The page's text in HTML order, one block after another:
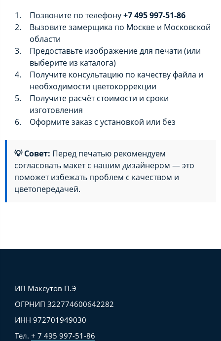
Позвоните по телефону+7 495 997-51-86
Вызовите замерщика по Москве и Московской
области
Предоставьте изображение для печати (или
выберите из каталога)
Получите консультацию по качеству файла и
необходимости цветокоррекции
Получите расчёт стоимости и сроки
изготовления
Оформите заказ с установкой или без
💡 Совет: Перед печатью рекомендуем
согласовать макет с нашим дизайнером — это
поможет избежать проблем с качеством и
цветопередачей.
ИП Максутов П.Э
ОГРНИП 322774600642282
ИНН 972701949030
Тел. + 7 495 997-51-86